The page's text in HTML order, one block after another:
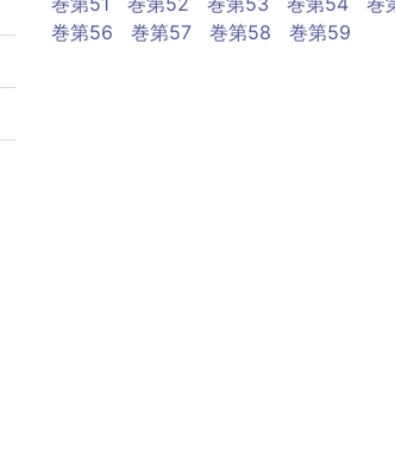
巻第56
巻第57 巻第58 巻第59